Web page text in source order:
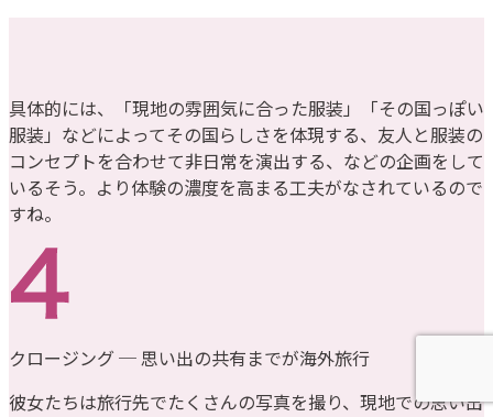
具体的には、「現地の雰囲気に合った服装」「その国っぽい
服装」などによってその国らしさを体現する、友人と服装の
コンセプトを合わせて非日常を演出する、などの企画をして
いるそう。より体験の濃度を高まる工夫がなされているので
すね。
クロージング ─ 思い出の共有までが海外旅行
彼女たちは旅行先でたくさんの写真を撮り、現地での思い出